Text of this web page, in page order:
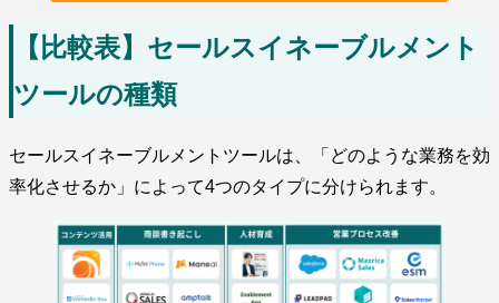
【比較表】セールスイネーブルメント
ツールの種類
セールスイネーブルメントツールは、「どのような業務を効
率化させるか」によって4つのタイプに分けられます。